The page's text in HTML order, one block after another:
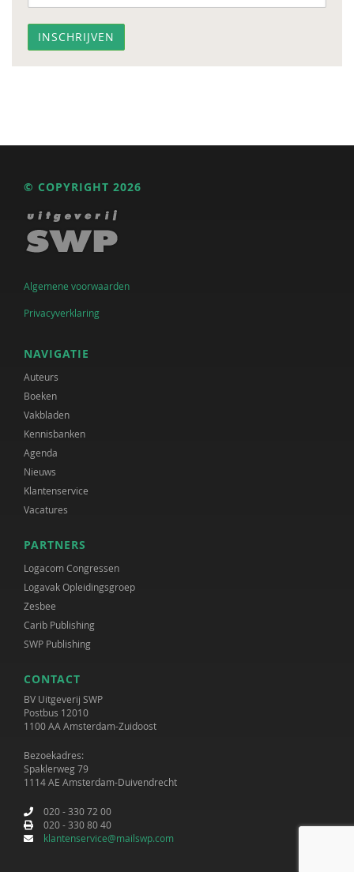
© COPYRIGHT 2026
Algemene voorwaarden
Privacyverklaring
NAVIGATIE
Auteurs
Boeken
Vakbladen
Kennisbanken
Agenda
Nieuws
Klantenservice
Vacatures
PARTNERS
Logacom Congressen
Logavak Opleidingsgroep
Zesbee
Carib Publishing
SWP Publishing
CONTACT
BV Uitgeverij SWP
Postbus 12010
1100 AA Amsterdam-Zuidoost
Bezoekadres:
Spaklerweg 79
1114 AE Amsterdam-Duivendrecht
020 - 330 72 00
020 - 330 80 40
klantenservice@mailswp.com